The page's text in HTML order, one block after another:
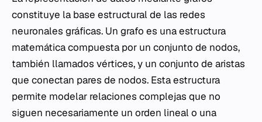
constituye la base estructural de las redes
neuronales gráficas. Un grafo es una estructura
matemática compuesta por un conjunto de nodos,
también llamados vértices, y un conjunto de aristas
que conectan pares de nodos. Esta estructura
permite modelar relaciones complejas que no
siguen necesariamente un orden lineal o una